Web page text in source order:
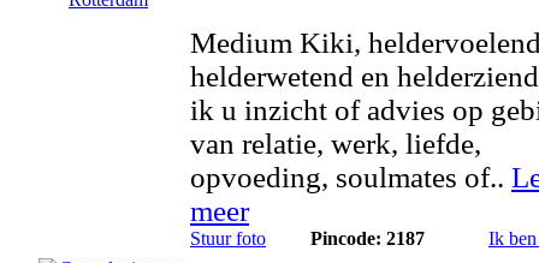
Medium Kiki,
helderwetend en
ik u inzicht of advies op
van relatie, werk, liefde,
opvoeding, soulmates of..
meer
Stuur foto Pincode: 2187 Ik